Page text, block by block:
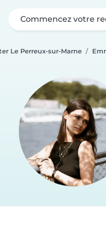
Commencez votre
Le Perreux-sur-Marne